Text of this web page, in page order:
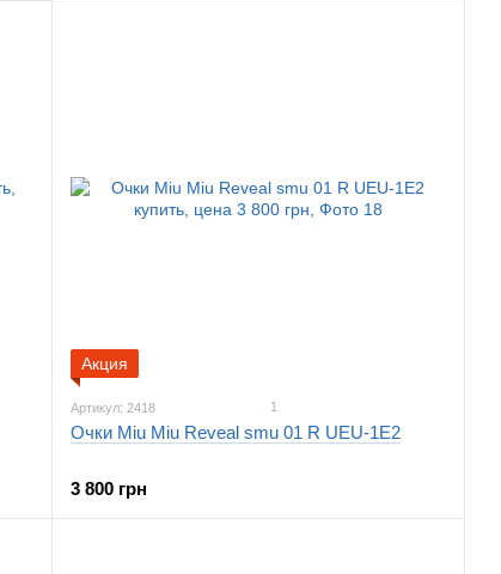
Акция
Артикул: 2418 1
Очки Miu Miu Reveal smu 01 R UEU-1E2
3 800 грн